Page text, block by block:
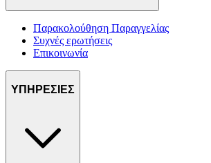
Παρακολούθηση Παραγγελίας
Συχνές ερωτήσεις
Επικοινωνία
ΥΠΗΡΕΣΙΕΣ